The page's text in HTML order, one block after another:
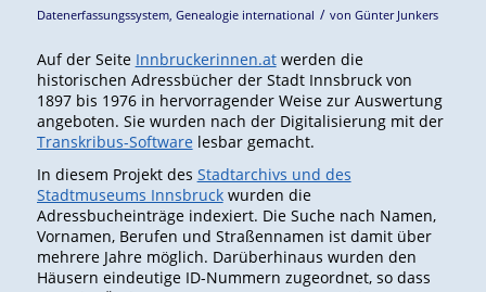
Datenerfassungssystem, Genealogie international / von Günter Junkers
Auf der Seite Innbruckerinnen.atwerden die
historischen Adressbücher der Stadt Innsbruck von
1897 bis 1976 in hervorragender Weise zur Auswertung
angeboten. Sie wurden nach der Digitalisierung mit der
Transkribus-Software lesbar gemacht.
In diesem Projekt des Stadtarchivs und des
Stadtmuseums Innsbruckwurden die
Adressbucheinträge indexiert. Die Suche nach Namen,
Vornamen, Berufen und Straßennamen ist damit über
mehrere Jahre möglich. Darüberhinaus wurden den
Häusern eindeutige ID-Nummern zugeordnet, so dass